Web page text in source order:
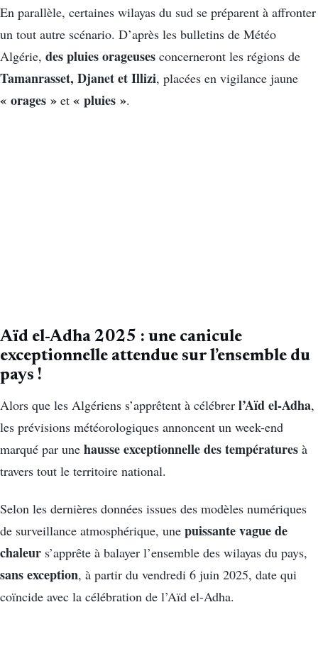
En parallèle, certaines wilayas du sud se préparent à affronter
un tout autre scénario. D’après les bulletins de Météo
Algérie, des pluies orageuses concerneront les régions de
Tamanrasset, Djanet et Illizi, placées en vigilance jaune
« orages » et « pluies ».
Aïd el-Adha 2025 : une canicule
exceptionnelle attendue sur l’ensemble du
pays !
Alors que les Algériens s’apprêtent à célébrer l’Aïd el-Adha,
les prévisions météorologiques annoncent un week-end
marqué par une hausse exceptionnelle des températures à
travers tout le territoire national.
Selon les dernières données issues des modèles numériques
de surveillance atmosphérique, une puissante vague de
chaleur s’apprête à balayer l’ensemble des wilayas du pays,
sans exception, à partir du vendredi 6 juin 2025, date qui
coïncide avec la célébration de l’Aïd el-Adha.